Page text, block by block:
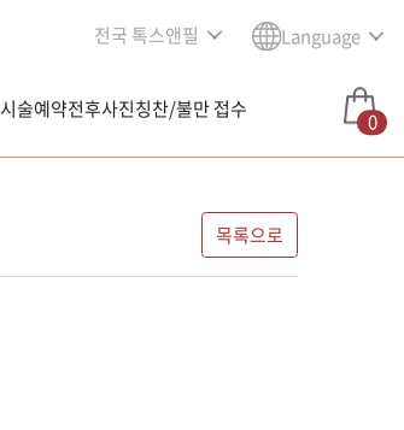
전국 톡스앤필 Language
시술예약전후사진칭찬/불만 접수 0
목록으로